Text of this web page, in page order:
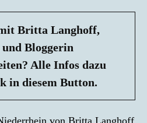
Britta Langhoff,
Bloggerin
Alle Infos dazu
in diesem Button.